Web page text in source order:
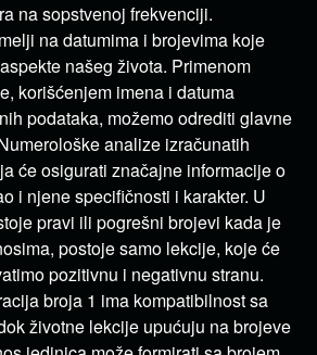
na sopstvenoj frekvenciji.
na datumima i brojevima koje
našeg života. Primenom
korišćenjem imena i datuma
podataka, možemo odrediti glavne
analize izračunatih
će osigurati značajne informacije o
i njene specifičnosti i karakter. U
pravi ili pogrešni brojevi kada je
postoje samo lekcije, koje će
pozitivnu i negativnu stranu.
broja 1 ima kompatibilnost sa
životne lekcije upućuju na brojeve